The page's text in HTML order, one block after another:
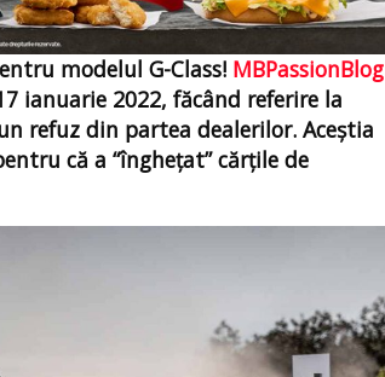
modelul G-Class! MBPassionBlog
ianuarie 2022, făcând referire la
refuz din partea dealerilor. Aceştia
că a “îngheţat” cărţile de